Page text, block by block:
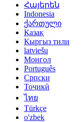
Հայերեն
Indonesia
ქართული
Қазақ
Кыргыз тили
latviešu
Монгол
Português
Српски
Тоҷикӣ
ไทย
Türkçe
o'zbek